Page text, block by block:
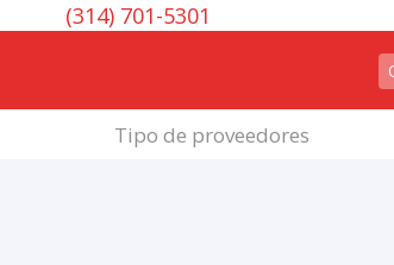
(314) 701-5301
Tipo de proveedores